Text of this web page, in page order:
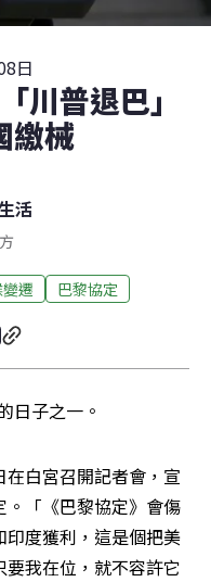
日
川普退巴」
繳械
活
遷 巴黎協定
日子之一。
白宮召開記者會，宣
「《巴黎協定》會傷
度獲利，這是個把美
我在位，就不容許它